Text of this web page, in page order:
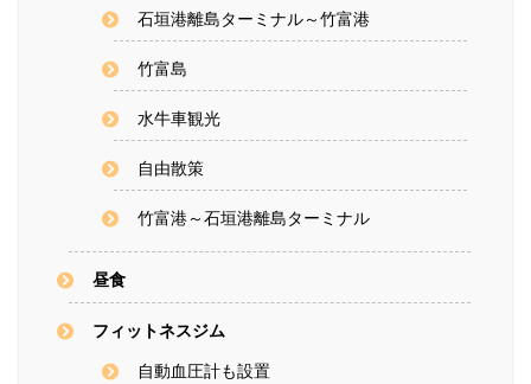
石垣港離島ターミナル～竹富港
竹富島
水牛車観光
自由散策
竹富港～石垣港離島ターミナル
昼食
フィットネスジム
自動血圧計も設置